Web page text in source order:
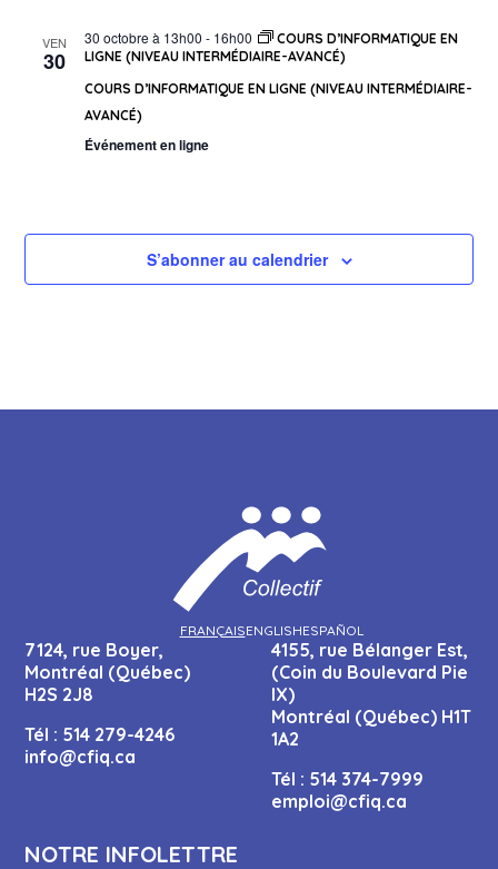
VEN
30
30 octobre à 13h00 - 16h00
COURS D’INFORMATIQUE EN
LIGNE (NIVEAU INTERMÉDIAIRE-AVANCÉ)
COURS D’INFORMATIQUE EN LIGNE (NIVEAU INTERMÉDIAIRE-
AVANCÉ)
Événement en ligne
S’abonner au calendrier
FRANÇAISENGLISHESPAÑOL
7124, rue Boyer,
Montréal (Québec)
H2S 2J8
Tél : 514 279-4246
info@cfiq.ca
4155, rue Bélanger Est,
(Coin du Boulevard Pie
IX)
Montréal (Québec) H1T
1A2
Tél : 514 374-7999
emploi@cfiq.ca
NOTRE INFOLETTRE